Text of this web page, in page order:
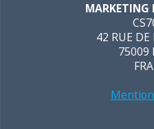
MARKETING
42 RUE
75009